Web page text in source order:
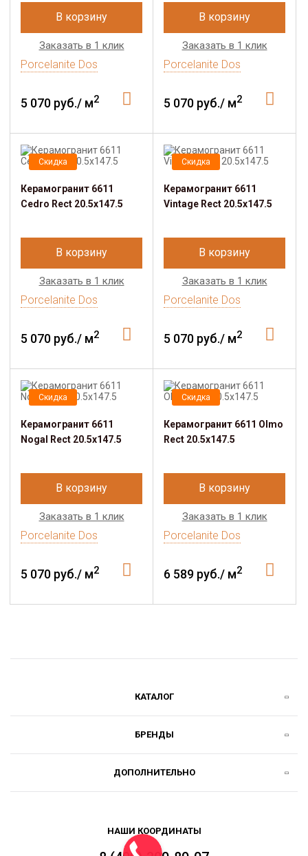
В корзину
Заказать в 1 клик
Porcelanite Dos
5 070 руб./ м2
В корзину
Заказать в 1 клик
Porcelanite Dos
5 070 руб./ м2
Скидка
Керамогранит 6611
Cedro Rect 20.5х147.5
В корзину
Заказать в 1 клик
Porcelanite Dos
5 070 руб./ м2
Скидка
Керамогранит 6611
Vintage Rect 20.5х147.5
В корзину
Заказать в 1 клик
Porcelanite Dos
5 070 руб./ м2
Скидка
Керамогранит 6611
Nogal Rect 20.5х147.5
В корзину
Заказать в 1 клик
Porcelanite Dos
5 070 руб./ м2
Скидка
Керамогранит 6611 Olmo
Rect 20.5х147.5
В корзину
Заказать в 1 клик
Porcelanite Dos
6 589 руб./ м2
КАТАЛОГ
БРЕНДЫ
ДОПОЛНИТЕЛЬНО
НАШИ КООРДИНАТЫ